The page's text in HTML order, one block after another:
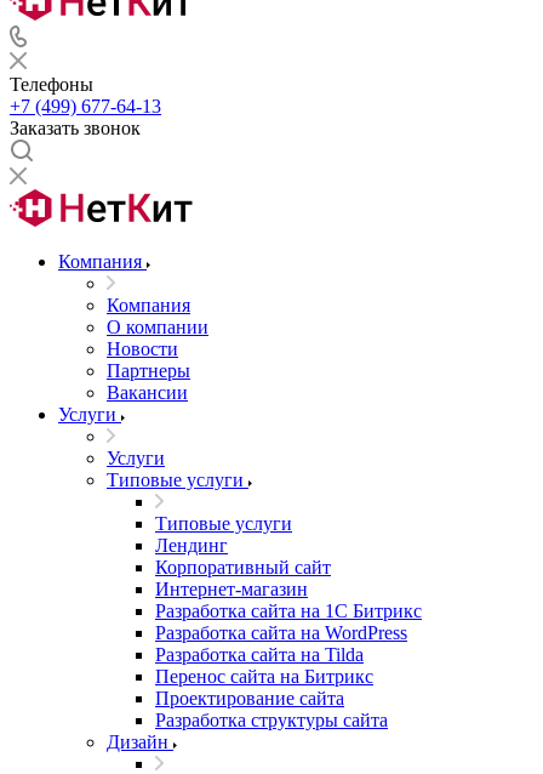
Телефоны
+7 (499) 677-64-13
Заказать звонок
Компания
Компания
О компании
Новости
Партнеры
Вакансии
Услуги
Услуги
Типовые услуги
Типовые услуги
Лендинг
Корпоративный сайт
Интернет-магазин
Разработка сайта на 1С Битрикс
Разработка сайта на WordPress
Разработка сайта на Tilda
Перенос сайта на Битрикс
Проектирование сайта
Разработка структуры сайта
Дизайн